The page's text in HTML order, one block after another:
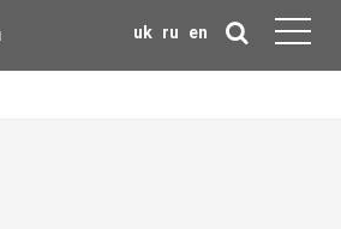
uk ru en